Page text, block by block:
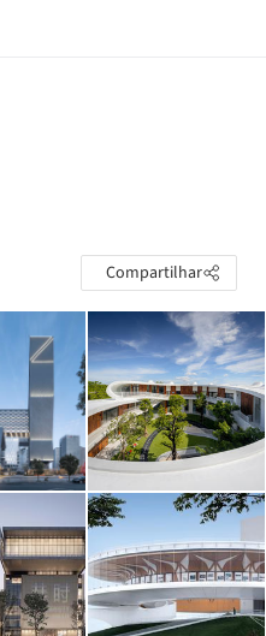
Compartilhar